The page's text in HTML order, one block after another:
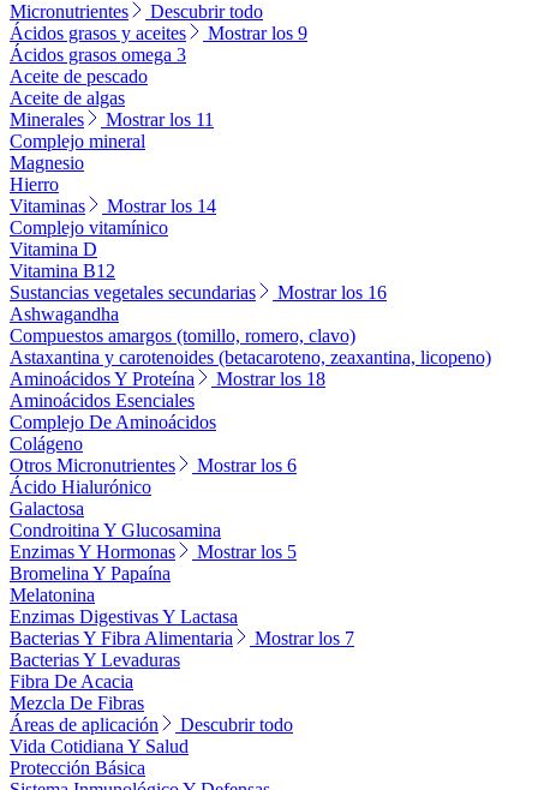
Micronutrientes
Descubrir todo
Ácidos grasos y aceites
Mostrar los 9
Ácidos grasos omega 3
Aceite de pescado
Aceite de algas
Minerales
Mostrar los 11
Complejo mineral
Magnesio
Hierro
Vitaminas
Mostrar los 14
Complejo vitamínico
Vitamina D
Vitamina B12
Sustancias vegetales secundarias
Mostrar los 16
Ashwagandha
Compuestos amargos (tomillo, romero, clavo)
Astaxantina y carotenoides (betacaroteno, zeaxantina, licopeno)
Aminoácidos Y Proteína
Mostrar los 18
Aminoácidos Esenciales
Complejo De Aminoácidos
Colágeno
Otros Micronutrientes
Mostrar los 6
Ácido Hialurónico
Galactosa
Condroitina Y Glucosamina
Enzimas Y Hormonas
Mostrar los 5
Bromelina Y Papaína
Melatonina
Enzimas Digestivas Y Lactasa
Bacterias Y Fibra Alimentaria
Mostrar los 7
Bacterias Y Levaduras
Fibra De Acacia
Mezcla De Fibras
Áreas de aplicación
Descubrir todo
Vida Cotidiana Y Salud
Protección Básica